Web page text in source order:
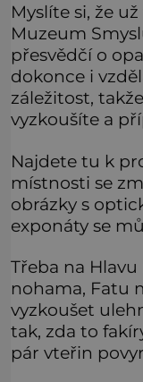
Myslíte si, že
Muzeum
přesvědčí o
dokonce i
záležitost,
vyzkoušíte a
Najdete tu k
místnosti se
obrázky s
exponáty se
Třeba na
nohama, Fatu
vyzkoušet
tak, zda to
pár vteřin